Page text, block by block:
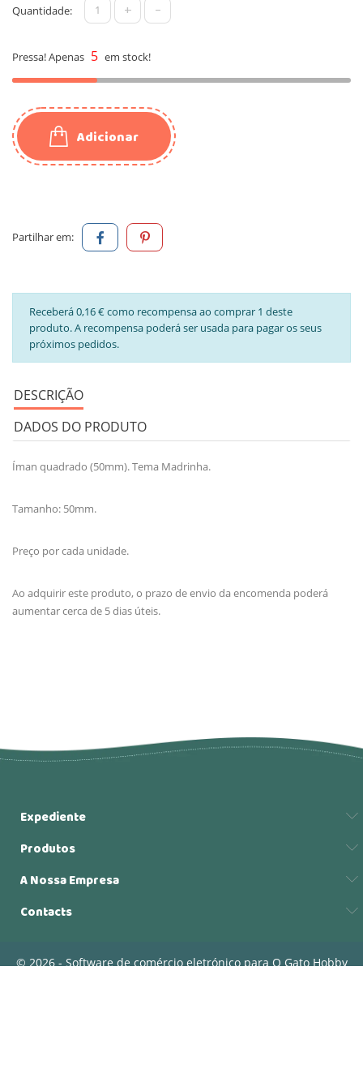
Quantidade: + -
Pressa! Apenas 5 em stock!
Adicionar
Partilhar em:
Receberá 0,16 € como recompensa ao comprar 1 deste
produto. A recompensa poderá ser usada para pagar os seus
próximos pedidos.
DESCRIÇÃO
DADOS DO PRODUTO
Íman quadrado (50mm). Tema Madrinha.
Tamanho: 50mm.
Preço por cada unidade.
Ao adquirir este produto, o prazo de envio da encomenda poderá
aumentar cerca de 5 dias úteis.
Expediente
Produtos
A Nossa Empresa
Contacts
© 2026 - Software de comércio eletrónico para O Gato Hobby